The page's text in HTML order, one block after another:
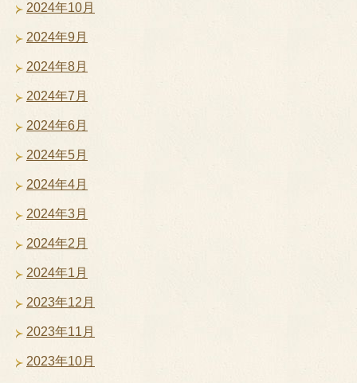
2024年10月
2024年9月
2024年8月
2024年7月
2024年6月
2024年5月
2024年4月
2024年3月
2024年2月
2024年1月
2023年12月
2023年11月
2023年10月